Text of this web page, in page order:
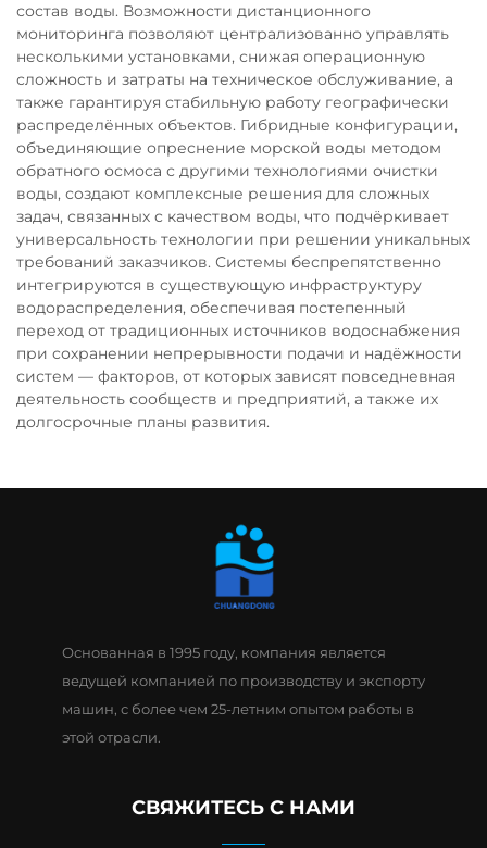
состав воды. Возможности дистанционного
мониторинга позволяют централизованно управлять
несколькими установками, снижая операционную
сложность и затраты на техническое обслуживание, а
также гарантируя стабильную работу географически
распределённых объектов. Гибридные конфигурации,
объединяющие опреснение морской воды методом
обратного осмоса с другими технологиями очистки
воды, создают комплексные решения для сложных
задач, связанных с качеством воды, что подчёркивает
универсальность технологии при решении уникальных
требований заказчиков. Системы беспрепятственно
интегрируются в существующую инфраструктуру
водораспределения, обеспечивая постепенный
переход от традиционных источников водоснабжения
при сохранении непрерывности подачи и надёжности
систем — факторов, от которых зависят повседневная
деятельность сообществ и предприятий, а также их
долгосрочные планы развития.
Основанная в 1995 году, компания является
ведущей компанией по производству и экспорту
машин, с более чем 25-летним опытом работы в
этой отрасли.
СВЯЖИТЕСЬ С НАМИ